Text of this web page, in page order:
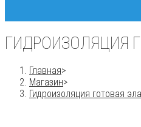
ГИДРОИЗОЛЯЦИЯ
Главная>
Магазин>
Гидроизоляция готовая